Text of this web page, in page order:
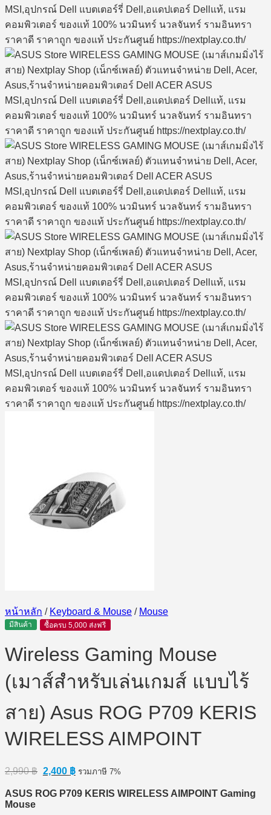
หน้าหลัก / Keyboard & Mouse / Mouse
มีสินค้า ซื้อครบ 5,000 ส่งฟรี
Wireless Gaming Mouse
(เมาส์สำหรับเล่นเกมส์ แบบไร้
สาย) Asus ROG P709 KERIS
WIRELESS AIMPOINT
2,990฿ Original
price
was:
2,400 ฿Current
price
is:
รวมภาษี 7%
ASUS ROG P709 KERIS WIRELESS AIMPOINT Gaming
Mouse